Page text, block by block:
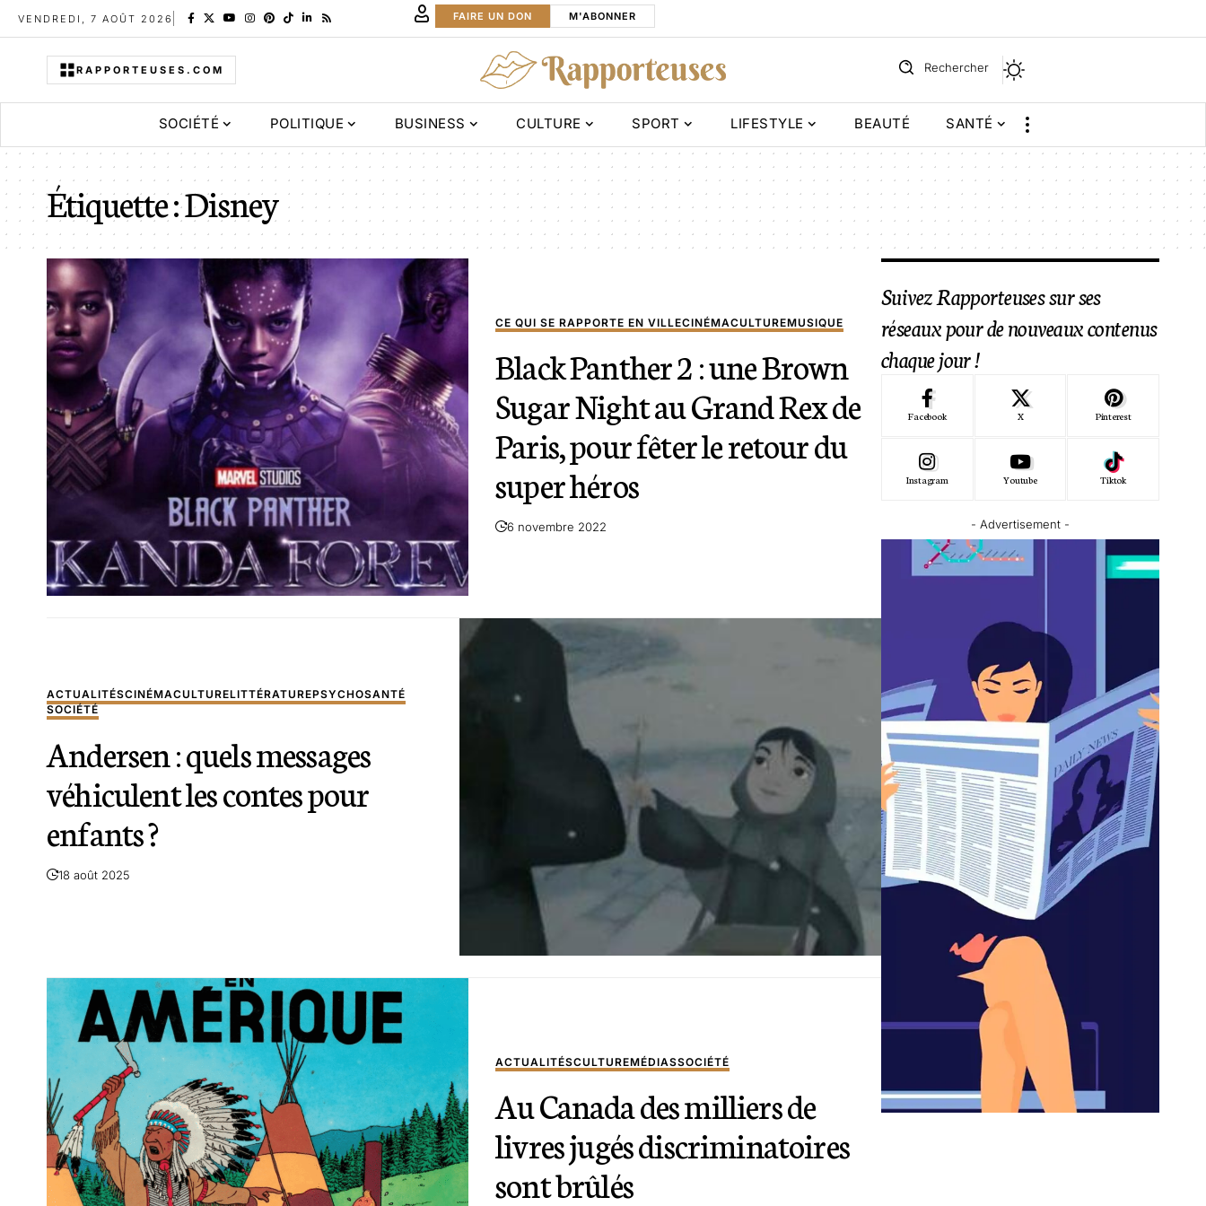
VENDREDI, 7 AOÛT 2026 FAIRE UN DON M'ABONNER
RAPPORTEUSES.COM Rechercher
SOCIÉTÉ POLITIQUE BUSINESS CULTURE SPORT LIFESTYLE BEAUTÉ SANTÉ
Étiquette :Disney
CE QUI SE RAPPORTE EN VILLECINÉMACULTUREMUSIQUE
Black Panther 2 : une Brown
Sugar Night au Grand Rex de
Paris, pour fêter le retour du
super héros
6 novembre 2022
ACTUALITÉSCINÉMACULTURELITTÉRATUREPSYCHOSANTÉ
SOCIÉTÉ
Andersen : quels messages
véhiculent les contes pour
enfants ?
18 août 2025
ACTUALITÉSCULTUREMÉDIASSOCIÉTÉ
Au Canada des milliers de
livres jugés discriminatoires
sont brûlés
Suivez Rapporteuses sur ses
réseaux pour de nouveaux contenus
chaque jour !
Facebook X Pinterest
Instagram Youtube Tiktok
- Advertisement -